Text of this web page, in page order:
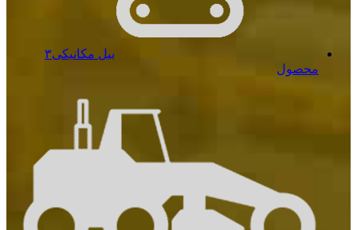
بیل مکانیکی۳
محصول